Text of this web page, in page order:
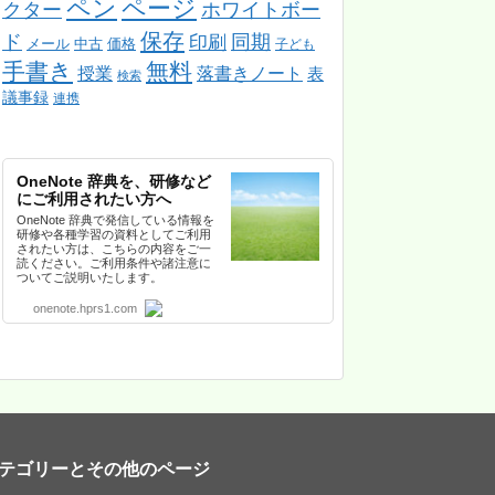
クター ペン ページ ホワイトボー
ド メール 中古 価格 保存 印刷 同期 子ども
手書き 授業 検索 無料 落書きノート 表
議事録 連携
OneNote 辞典を、研修など
にご利用されたい方へ
OneNote 辞典で発信している情報を
研修や各種学習の資料としてご利用
されたい方は、こちらの内容をご一
読ください。ご利用条件や諸注意に
ついてご説明いたします。
onenote.hprs1.com
ゴリーとその他のページ